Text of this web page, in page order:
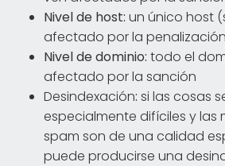
Nivel de host: un único host
afectado por la
Nivel de dominio: todo el
afectado por la sanción
Desindexación: si las cosas
especialmente difíciles y las
spam son de una calidad
puede producirse una